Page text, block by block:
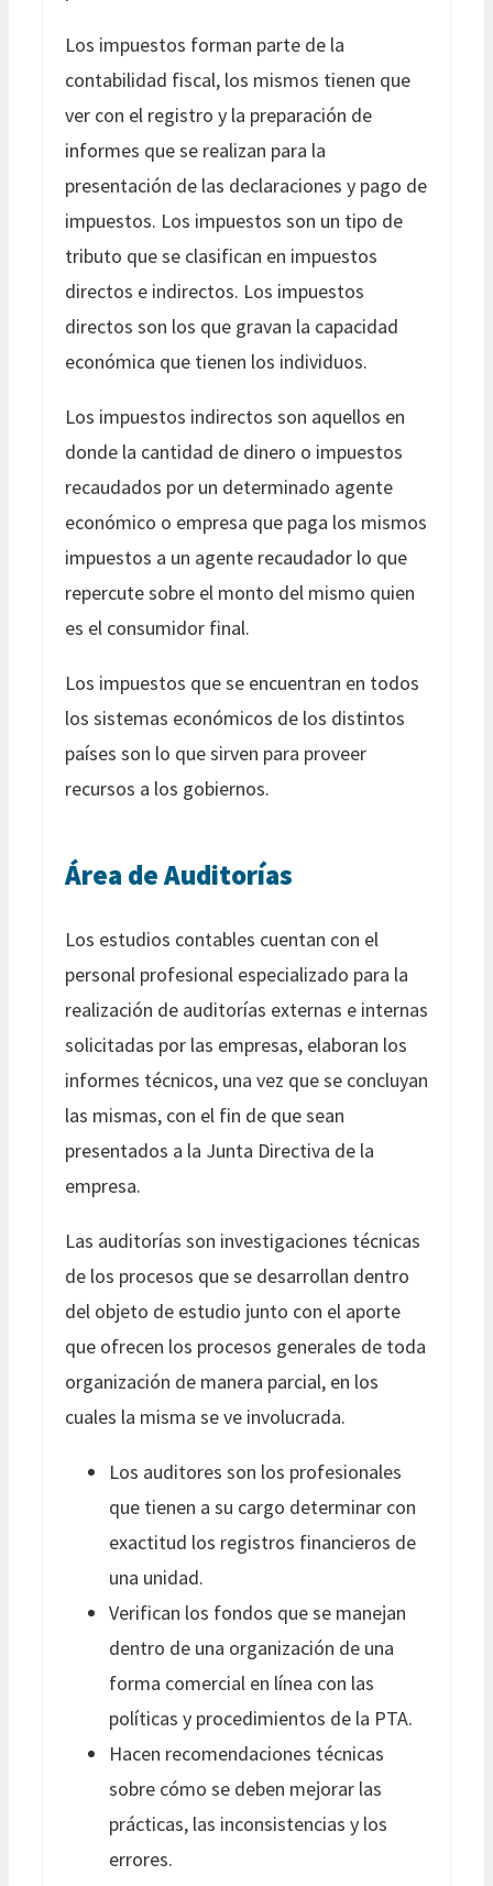
Los impuestos forman parte de la
contabilidad fiscal, los mismos tienen que
ver con el registro y la preparación de
informes que se realizan para la
presentación de las declaraciones y pago de
impuestos. Los impuestos son un tipo de
tributo que se clasifican en impuestos
directos e indirectos. Los impuestos
directos son los que gravan la capacidad
económica que tienen los individuos.
Los impuestos indirectos son aquellos en
donde la cantidad de dinero o impuestos
recaudados por un determinado agente
económico o empresa que paga los mismos
impuestos a un agente recaudador lo que
repercute sobre el monto del mismo quien
es el consumidor final.
Los impuestos que se encuentran en todos
los sistemas económicos de los distintos
países son lo que sirven para proveer
recursos a los gobiernos.
Área de Auditorías
Los estudios contables cuentan con el
personal profesional especializado para la
realización de auditorías externas e internas
solicitadas por las empresas, elaboran los
informes técnicos, una vez que se concluyan
las mismas, con el fin de que sean
presentados a la Junta Directiva de la
empresa.
Las auditorías son investigaciones técnicas
de los procesos que se desarrollan dentro
del objeto de estudio junto con el aporte
que ofrecen los procesos generales de toda
organización de manera parcial, en los
cuales la misma se ve involucrada.
Los auditores son los profesionales
que tienen a su cargo determinar con
exactitud los registros financieros de
una unidad.
Verifican los fondos que se manejan
dentro de una organización de una
forma comercial en línea con las
políticas y procedimientos de la PTA.
Hacen recomendaciones técnicas
sobre cómo se deben mejorar las
prácticas, las inconsistencias y los
errores.